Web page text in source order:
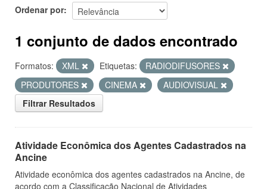
Ordenar por
1 conjunto de dados encontrado
Formatos: XML Etiquetas:
RADIODIFUSORES
PRODUTORES
CINEMA
AUDIOVISUAL
Filtrar Resultados
Atividade Econômica dos Agentes Cadastrados na
Ancine
Atividade econômica dos agentes cadastrados na Ancine, de
acordo com a Classificação Nacional de Atividades